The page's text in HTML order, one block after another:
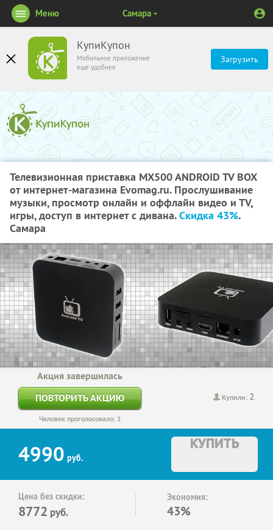
КупиКупон
Мобильное приложение
ещё удобнее
Загрузить
Меню Самара
Телевизионная приставка MX500 ANDROID TV BOX
от интернет-магазина Evomag.ru. Прослушивание
музыки, просмотр онлайн и оффлайн видео и ТV,
игры, доступ в интернет с дивана.Скидка 43%.
Самара
Купили: 2
Акция завершилась
ПОВТОРИТЬ АКЦИЮ
Человек проголосовало: 1
4990 руб.
КУПИТЬ
Цена без скидки:
8772 руб.
Экономия:
43%